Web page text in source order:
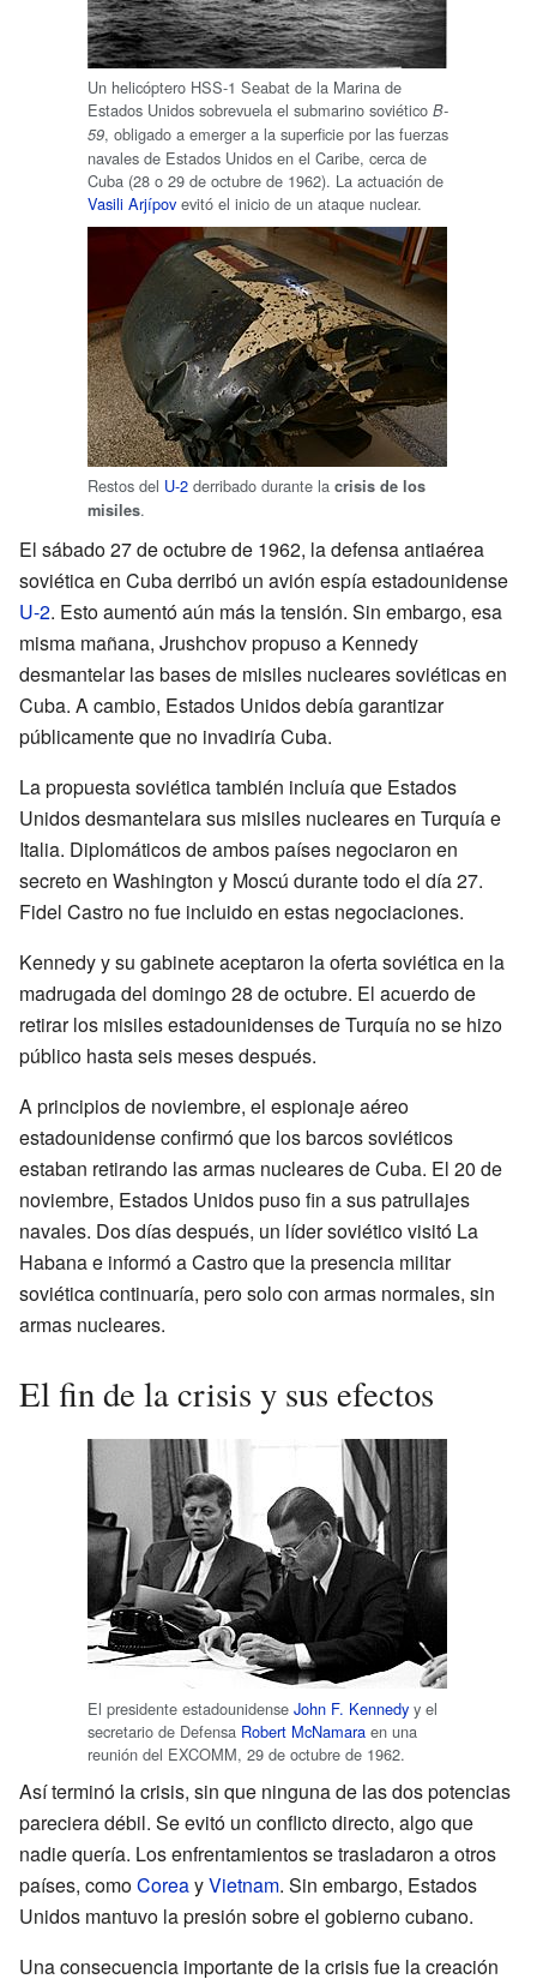
Un helicóptero HSS-1 Seabat de la Marina de
Estados Unidos sobrevuela el submarino soviético B-
59, obligado a emerger a la superficie por las fuerzas
navales de Estados Unidos en el Caribe, cerca de
Cuba (28 o 29 de octubre de 1962). La actuación de
Vasili Arjípov evitó el inicio de un ataque nuclear.
Restos del U-2 derribado durante la crisis de los
misiles.
El sábado 27 de octubre de 1962, la defensa antiaérea
soviética en Cuba derribó un avión espía estadounidense
U-2. Esto aumentó aún más la tensión. Sin embargo, esa
misma mañana, Jrushchov propuso a Kennedy
desmantelar las bases de misiles nucleares soviéticas en
Cuba. A cambio, Estados Unidos debía garantizar
públicamente que no invadiría Cuba.
La propuesta soviética también incluía que Estados
Unidos desmantelara sus misiles nucleares en Turquía e
Italia. Diplomáticos de ambos países negociaron en
secreto en Washington y Moscú durante todo el día 27.
Fidel Castro no fue incluido en estas negociaciones.
Kennedy y su gabinete aceptaron la oferta soviética en la
madrugada del domingo 28 de octubre. El acuerdo de
retirar los misiles estadounidenses de Turquía no se hizo
público hasta seis meses después.
A principios de noviembre, el espionaje aéreo
estadounidense confirmó que los barcos soviéticos
estaban retirando las armas nucleares de Cuba. El 20 de
noviembre, Estados Unidos puso fin a sus patrullajes
navales. Dos días después, un líder soviético visitó La
Habana e informó a Castro que la presencia militar
soviética continuaría, pero solo con armas normales, sin
armas nucleares.
El fin de la crisis y sus efectos
El presidente estadounidense John F. Kennedy y el
secretario de Defensa Robert McNamara en una
reunión del EXCOMM, 29 de octubre de 1962.
Así terminó la crisis, sin que ninguna de las dos potencias
pareciera débil. Se evitó un conflicto directo, algo que
nadie quería. Los enfrentamientos se trasladaron a otros
países, comoCoreayVietnam. Sin embargo, Estados
Unidos mantuvo la presión sobre el gobierno cubano.
Una consecuencia importante de la crisis fue la creación